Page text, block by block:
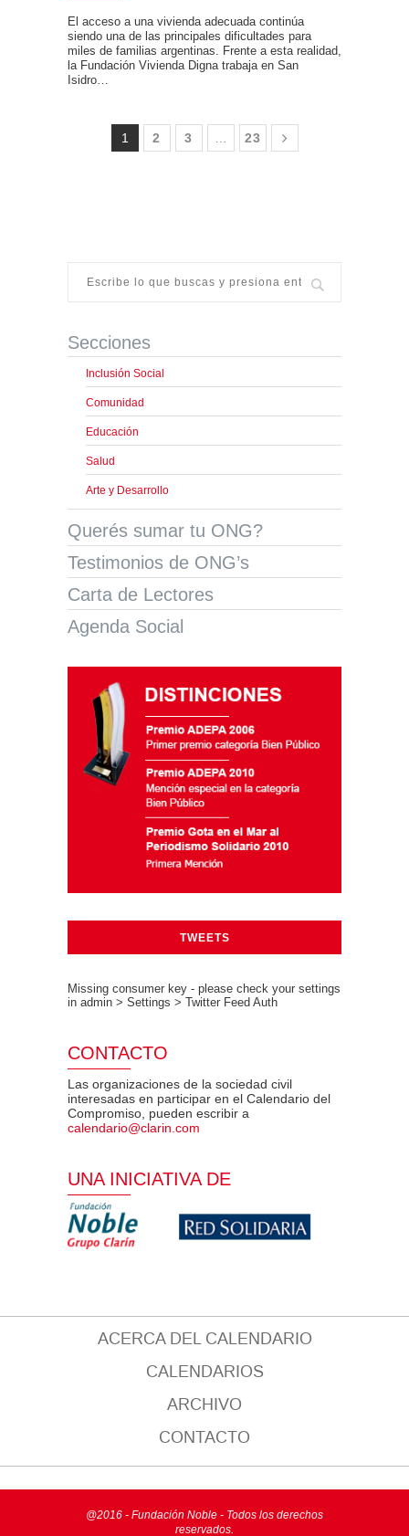
El acceso a una vivienda adecuada continúa
siendo una de las principales dificultades para
miles de familias argentinas. Frente a esta realidad,
la Fundación Vivienda Digna trabaja en San
Isidro…
1 2 3 23
Secciones
Inclusión Social
Comunidad
Educación
Salud
Arte y Desarrollo
Querés sumar tu ONG?
Testimonios de ONG’s
Carta de Lectores
Agenda Social
TWEETS
Missing consumer key - please check your settings
in admin > Settings > Twitter Feed Auth
CONTACTO
Las organizaciones de la sociedad civil
interesadas en participar en el Calendario del
Compromiso, pueden escribir a
calendario@clarin.com
UNA INICIATIVA DE
ACERCA DEL CALENDARIO
CALENDARIOS
ARCHIVO
CONTACTO
@2016 - Fundación Noble - Todos los derechos
reservados.